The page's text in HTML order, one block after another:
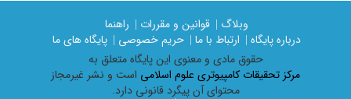
وبلاگ | قوانین و مقررات |
راهنما
درباره پایگاه |
ارتباط با ما | حریم خصوصی |
پایگاه های ما
حقوق مادی و معنوی اين پايگاه متعلق به
مرکز تحقیقات کامپیوتری علوم اسلامی است و نشر غیرمجاز
محتوای آن پیگرد قانونی دارد.